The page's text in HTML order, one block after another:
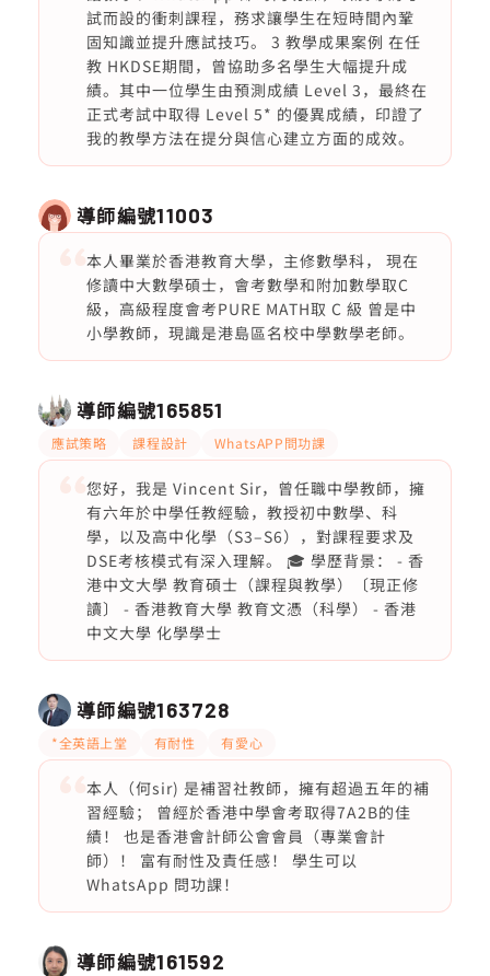
試而設的衝刺課程，務求讓學生在短時間內鞏
固知識並提升應試技巧。 3 教學成果案例 在任
教 HKDSE期間，曾協助多名學生大幅提升成
績。其中一位學生由預測成績 Level 3，最終在
正式考試中取得 Level 5* 的優異成績，印證了
我的教學方法在提分與信心建立方面的成效。
導師編號11003
本人畢業於香港教育大學，主修數學科， 現在
修讀中大數學碩士，會考數學和附加數學取C
級，高級程度會考PURE MATH取 C 級 曾是中
小學教師，現識是港島區名校中學數學老師。
導師編號165851
應試策略 課程設計 WhatsAPP問功課
您好，我是 Vincent Sir，曾任職中學教師，擁
有六年於中學任教經驗，教授初中數學、科
學，以及高中化學（S3–S6），對課程要求及
DSE考核模式有深入理解。 🎓 學歷背景： - 香
港中文大學 教育碩士（課程與教學）〔現正修
讀〕 - 香港教育大學 教育文憑（科學） - 香港
中文大學 化學學士
導師編號163728
*全英語上堂 有耐性 有愛心
本人（何sir) 是補習社教師，擁有超過五年的補
習經驗； 曾經於香港中學會考取得7A2B的佳
績！ 也是香港會計師公會會員（專業會計
師）！ 富有耐性及責任感！ 學生可以
WhatsApp 問功課！
導師編號161592